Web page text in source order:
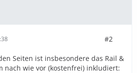
#2
Seiten ist insbesondere das Rail &
nach wie vor (kostenfrei) inkludiert: